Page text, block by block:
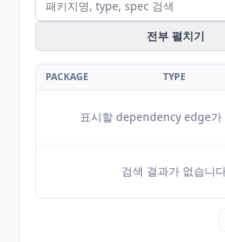
전부 펼치기
PACKAGE TYPE
표시할 dependency edge가
검색 결과가 없습니